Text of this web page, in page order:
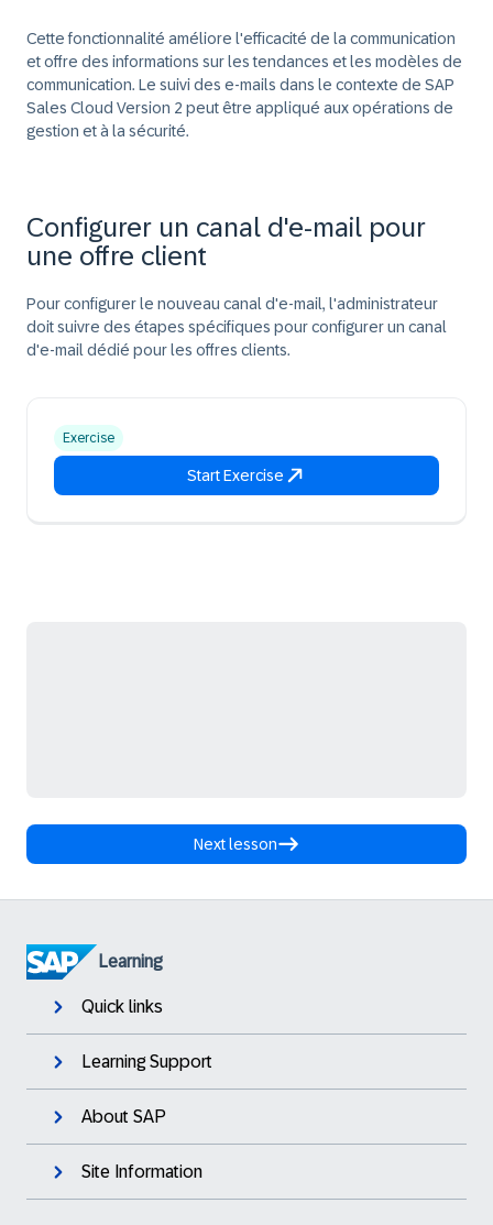
Cette fonctionnalité améliore l'efficacité de la communication
et offre des informations sur les tendances et les modèles de
communication. Le suivi des e-mails dans le contexte de SAP
Sales Cloud Version 2 peut être appliqué aux opérations de
gestion et à la sécurité.
Configurer un canal d'e-mail pour
une offre client
Pour configurer le nouveau canal d'e-mail, l'administrateur
doit suivre des étapes spécifiques pour configurer un canal
d'e-mail dédié pour les offres clients.
Exercise
Start Exercise
Next lesson
Learning
Quick links
Learning Support
About SAP
Site Information